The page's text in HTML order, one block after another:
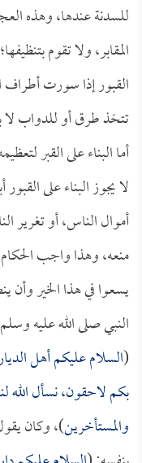
للسدنة عندها، وهذه
المقابر، ولا تقوم
القبور إذا سورت أطراف
تتخذ طرق أو للدواب
أما البناء على القبر
لا يجوز البناء على
أموال الناس، أو تغرير
منعه، وهذا واجب
يسعوا في هذا الخير وأن
النبي صلى الله عليه
(السلام عليكم أهل
بكم لاحقون، نسأل الله
والمستأخرين)، وكان